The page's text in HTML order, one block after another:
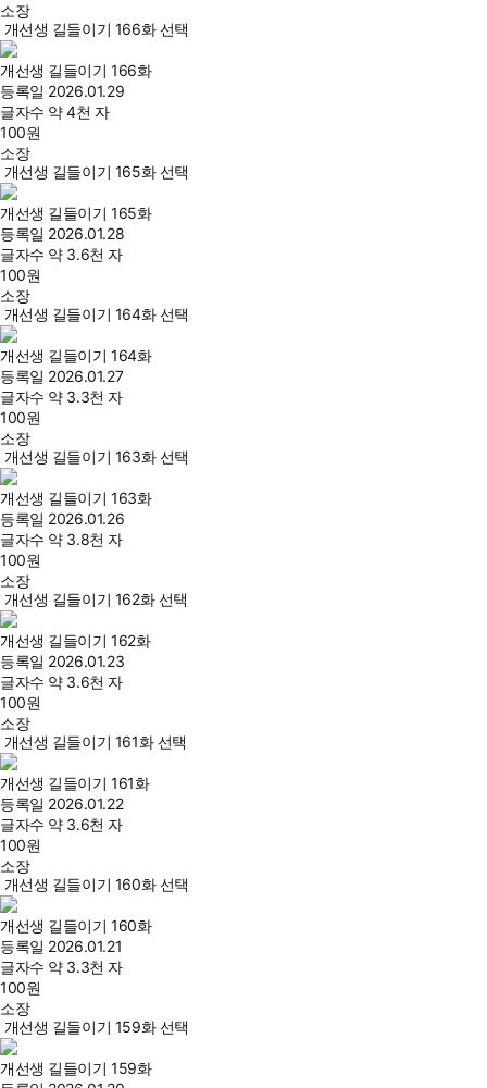
소장
개선생 길들이기 166화 선택
개선생 길들이기 166화
등록일 2026.01.29
글자수 약 4천 자
100원
소장
개선생 길들이기 165화 선택
개선생 길들이기 165화
등록일 2026.01.28
글자수 약 3.6천 자
100원
소장
개선생 길들이기 164화 선택
개선생 길들이기 164화
등록일 2026.01.27
글자수 약 3.3천 자
100원
소장
개선생 길들이기 163화 선택
개선생 길들이기 163화
등록일 2026.01.26
글자수 약 3.8천 자
100원
소장
개선생 길들이기 162화 선택
개선생 길들이기 162화
등록일 2026.01.23
글자수 약 3.6천 자
100원
소장
개선생 길들이기 161화 선택
개선생 길들이기 161화
등록일 2026.01.22
글자수 약 3.6천 자
100원
소장
개선생 길들이기 160화 선택
개선생 길들이기 160화
등록일 2026.01.21
글자수 약 3.3천 자
100원
소장
개선생 길들이기 159화 선택
개선생 길들이기 159화